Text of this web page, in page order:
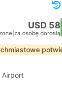
USD 58
za osobę dorosłą
Airport